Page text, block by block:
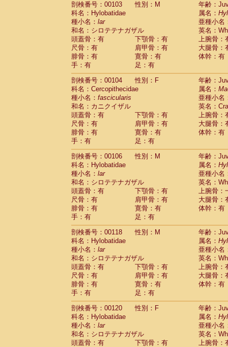
剖検番号：00103
性別：M
年齢：
科名：Hylobatidae
属名：
種小名： lar
亜種小名
和名：シロテテナガザル
英名：
頭蓋骨：有
下顎骨：有
上腕骨：
尺骨：有
肩甲骨：有
大腿骨：
腓骨：有
寛骨：有
体幹：有
手：有
足：有
剖検番号：00104
性別：F
年齢：
科名：Cercopithecidae
属名：
種小名： fascicularis
亜種小名
和名：カニクイザル
英名：
頭蓋骨：有
下顎骨：有
上腕骨：
尺骨：有
肩甲骨：有
大腿骨：
腓骨：有
寛骨：有
体幹：有
手：有
足：有
剖検番号：00106
性別：M
年齢：
科名：Hylobatidae
属名：
種小名： lar
亜種小名
和名：シロテテナガザル
英名：
頭蓋骨：有
下顎骨：有
上腕骨：
尺骨：有
肩甲骨：有
大腿骨：
腓骨：有
寛骨：有
体幹：有
手：有
足：有
剖検番号：00118
性別：M
年齢：
科名：Hylobatidae
属名：
種小名： lar
亜種小名
和名：シロテテナガザル
英名：
頭蓋骨：有
下顎骨：有
上腕骨：
尺骨：有
肩甲骨：有
大腿骨：
腓骨：有
寛骨：有
体幹：有
手：有
足：有
剖検番号：00120
性別：F
年齢：
科名：Hylobatidae
属名：
種小名： lar
亜種小名
和名：シロテテナガザル
英名：
頭蓋骨：有
下顎骨：有
上腕骨：